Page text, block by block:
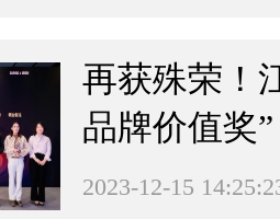
再获殊荣！
品牌价值奖”
2023-12-15